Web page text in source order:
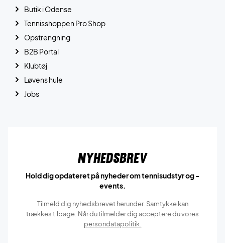
Butik i Odense
Tennisshoppen Pro Shop
Opstrengning
B2B Portal
Klubtøj
Løvens hule
Jobs
Nyhedsbrev
Hold dig opdateret på nyheder om tennisudstyr og -
events.
Tilmeld dig nyhedsbrevet herunder. Samtykke kan
trækkes tilbage. Når du tilmelder dig acceptere du vores
persondatapolitik.